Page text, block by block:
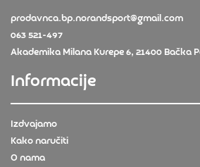
prodavnca.bp.norandsport@gmail.com
063 521-497
Akademika Milana Kurepe 6, 21400 Bačka
Informacije
Izdvajamo
Kako naručiti
O nama